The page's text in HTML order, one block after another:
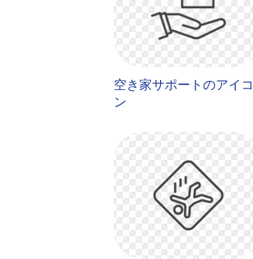
空き家サポートのアイコ
ン